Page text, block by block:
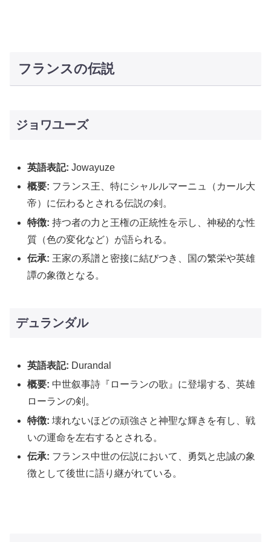
フランスの伝説
ジョワユーズ
英語表記: Jowayuze
概要: フランス王、特にシャルルマーニュ（カール大
帝）に伝わるとされる伝説の剣。
特徴: 持つ者の力と王権の正統性を示し、神秘的な性
質（色の変化など）が語られる。
伝承: 王家の系譜と密接に結びつき、国の繁栄や英雄
譚の象徴となる。
デュランダル
英語表記: Durandal
概要: 中世叙事詩『ローランの歌』に登場する、英雄
ローランの剣。
特徴: 壊れないほどの頑強さと神聖な輝きを有し、戦
いの運命を左右するとされる。
伝承: フランス中世の伝説において、勇気と忠誠の象
徴として後世に語り継がれている。